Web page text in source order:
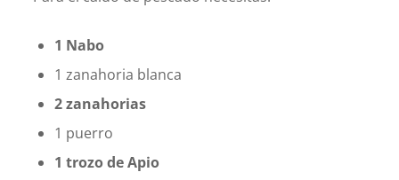
1 Nabo
1 zanahoria blanca
2 zanahorias
1 puerro
1 trozo de Apio